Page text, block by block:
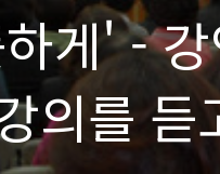
게' -
의를 듣